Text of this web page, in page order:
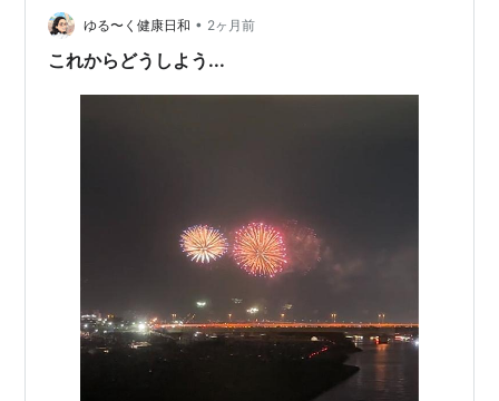
ゆる〜く健康日和 • 2ヶ月前
これからどうしよう...